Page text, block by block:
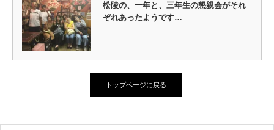
松陵の、一年と、三年生の懇親会がそれ
ぞれあったようです…
トップページに戻る